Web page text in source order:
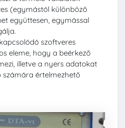
(egymástól különböző
együttesen, egymással
szoftveres
eleme, hogy a beérkező
illetve a nyers adatokat
értelmezhető